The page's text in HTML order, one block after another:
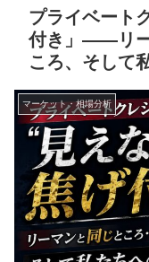
プライベート
付き」――リー
ころ、そして
マーケット・相場分析